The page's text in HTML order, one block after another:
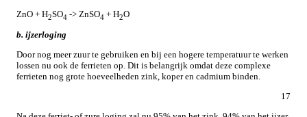
ZnO + H2SO4 -> ZnSO4 + H2O
b. ijzerloging
Door nog meer zuur te gebruiken en bij een hogere temperatuur te werken
lossen nu ook de ferrieten op. Dit is belangrijk omdat deze complexe
ferrieten nog grote hoeveelheden zink, koper en cadmium binden.
17